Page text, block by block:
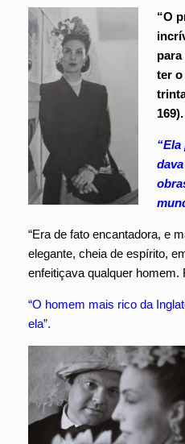
“O
ter o
169).
“Ela
“Era de fato encantadora, e
elegante, cheia de espírito,
enfeitiçava qualquer homem.
“O homem mais rico da
ela”.